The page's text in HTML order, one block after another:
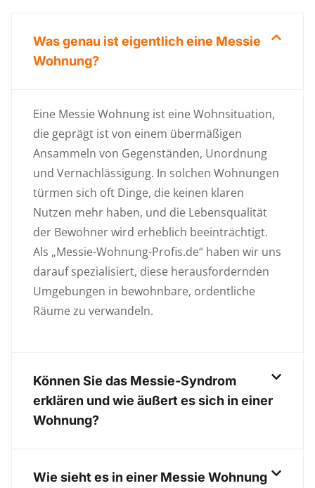
Was genau ist eigentlich eine Messie
Wohnung?
Eine Messie Wohnung ist eine Wohnsituation,
die geprägt ist von einem übermäßigen
Ansammeln von Gegenständen, Unordnung
und Vernachlässigung. In solchen Wohnungen
türmen sich oft Dinge, die keinen klaren
Nutzen mehr haben, und die Lebensqualität
der Bewohner wird erheblich beeinträchtigt.
Als „Messie-Wohnung-Profis.de“ haben wir uns
darauf spezialisiert, diese herausfordernden
Umgebungen in bewohnbare, ordentliche
Räume zu verwandeln.
Können Sie das Messie-Syndrom
erklären und wie äußert es sich in einer
Wohnung?
Wie sieht es in einer Messie Wohnung